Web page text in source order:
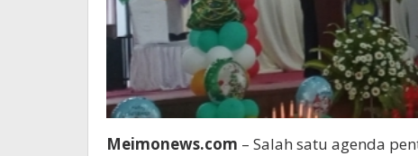
Meimonews.com – Salah satu agenda